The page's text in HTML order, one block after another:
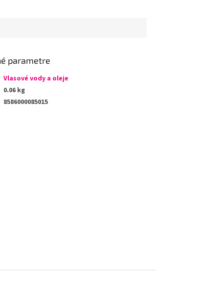
parametre
Vlasové vody a oleje
0.06 kg
8586000085015